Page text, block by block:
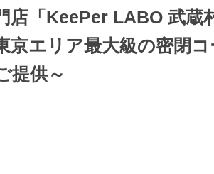
店「KeePer LABO 武蔵
京エリア最大級の密閉
提供～